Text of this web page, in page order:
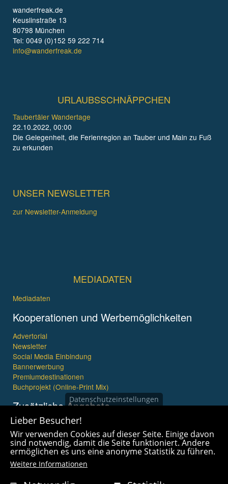
wanderfreak.de
Keuslinstraße 13
80798 München
Tel: 0049 (0)152 59 222 714
info@wanderfreak.de
URLAUBSSCHNÄPPCHEN
Taubertäler Wandertage
22.10.2022, 00:00
Die Gelegenheit, die Ferienregion an Tauber und Main zu Fuß
zu erkunden
UNSER NEWSLETTER
zur Newsletter-Anmeldung
MEDIADATEN
Mediadaten
Kooperationen und Werbemöglichkeiten
Advertorial
Newsletter
Social Media Einbindung
Bannerwerbung
Premiumdestinationen
Buchprojekt (Online-Print Mix)
Zusätzliche Angebote
Imagefilme und mehr
360° x 360° Fotografie
Datenschutzeinstellungen
Lieber Besucher!
Wir verwenden Cookies auf dieser Seite. Einige davon
sind notwendig, damit die Seite funktioniert. Andere
ermöglichen es uns eine anonyme Statistik zu führen.
Weitere Informationen